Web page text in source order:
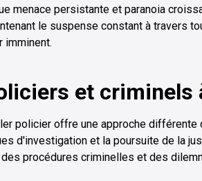
menace persistante et paranoia
le suspense constant à travers
imminent.
et criminels
policier offre une approche différente
d'investigation et la poursuite de la
procédures criminelles et des